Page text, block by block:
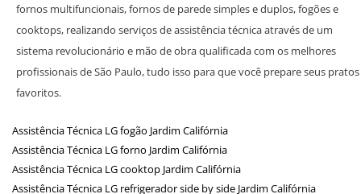
fornos multifuncionais, fornos de parede simples e duplos, fogões e
cooktops, realizando serviços de assistência técnica através de um
sistema revolucionário e mão de obra qualificada com os melhores
profissionais de São Paulo, tudo isso para que você prepare seus pratos
favoritos.
Assistência Técnica LG fogão Jardim Califórnia
Assistência Técnica LG forno Jardim Califórnia
Assistência Técnica LG cooktop Jardim Califórnia
Assistência Técnica LG refrigerador side by side Jardim Califórnia